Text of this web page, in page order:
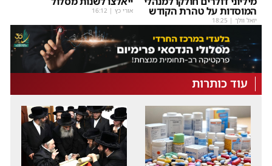
המוסדות על טהרת הקודש
יואל וולך |
18:25
אורי כץ |
16:12
עוד כותרות